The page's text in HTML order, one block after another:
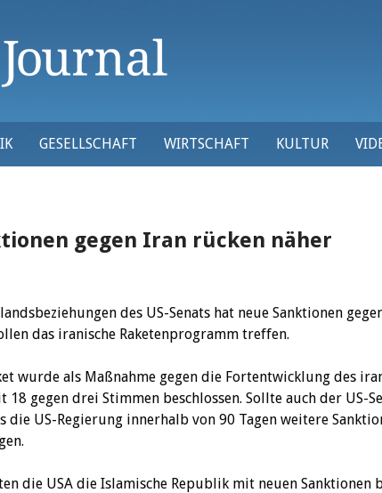
GESELLSCHAFT WIRTSCHAFT KULTUR
gegen Iran rücken näher
des US-Senats hat neue Sanktionen
das iranische Raketenprogramm treffen.
wurde als Maßnahme gegen die Fortentwicklung des
18 gegen drei Stimmen beschlossen. Sollte auch der US-
die US-Regierung innerhalb von 90 Tagen weitere
die USA die Islamische Republik mit neuen Sanktionen